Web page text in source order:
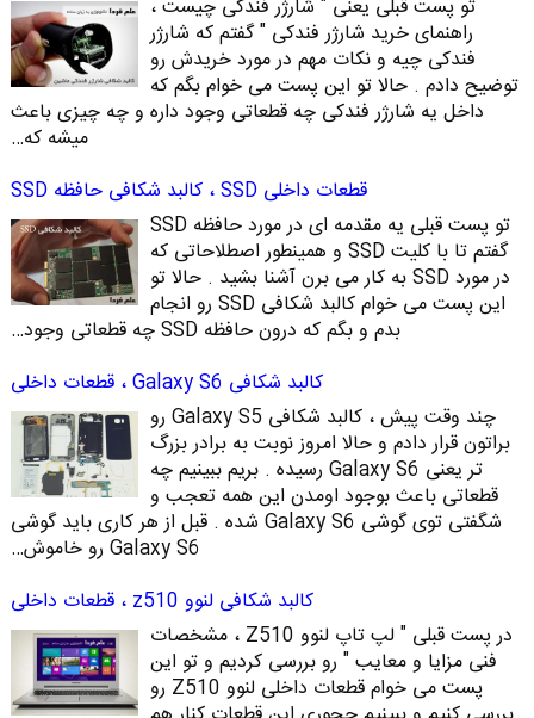
تو پست قبلی یعنی " شارژر فندکی چیست ،
راهنمای خرید شارژر فندکی " گفتم که شارژر
فندکی چیه و نکات مهم در مورد خریدش رو
توضیح دادم . حالا تو این پست می خوام بگم که
داخل یه شارژر فندکی چه قطعاتی وجود داره و چه چیزی باعث
میشه که…
قطعات داخلی SSD ، کالبد شکافی حافظه SSD
تو پست قبلی یه مقدمه ای در مورد حافظه SSD
گفتم تا با کلیت SSD و همینطور اصطلاحاتی که
در مورد SSD به کار می برن آشنا بشید . حالا تو
این پست می خوام کالبد شکافی SSD رو انجام
بدم و بگم که درون حافظه SSD چه قطعاتی وجود…
کالبد شکافی Galaxy S6 ، قطعات داخلی
چند وقت پیش ، کالبد شکافی Galaxy S5 رو
براتون قرار دادم و حالا امروز نوبت به برادر بزرگ
تر یعنی Galaxy S6 رسیده . بریم ببینیم چه
قطعاتی باعث بوجود اومدن این همه تعجب و
شگفتی توی گوشی Galaxy S6 شده . قبل از هر کاری باید گوشی
Galaxy S6 رو خاموش…
کالبد شکافی لنوو z510 ، قطعات داخلی
در پست قبلی " لپ تاپ لنوو Z510 ، مشخصات
فنی مزایا و معایب " رو بررسی کردیم و تو این
پست می خوام قطعات داخلی لنوو Z510 رو